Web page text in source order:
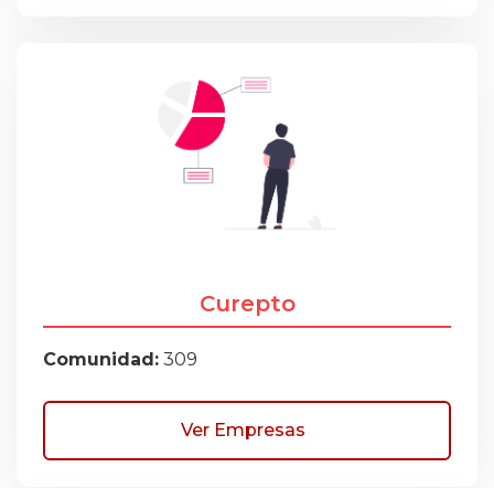
Curepto
Comunidad: 309
Ver Empresas